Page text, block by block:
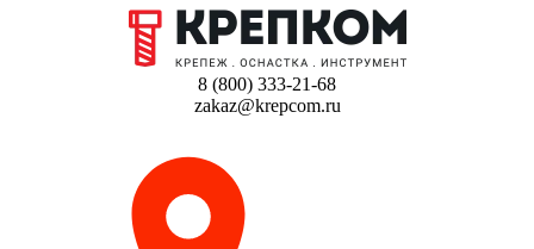
8 (800) 333-21-68
zakaz@krepcom.ru